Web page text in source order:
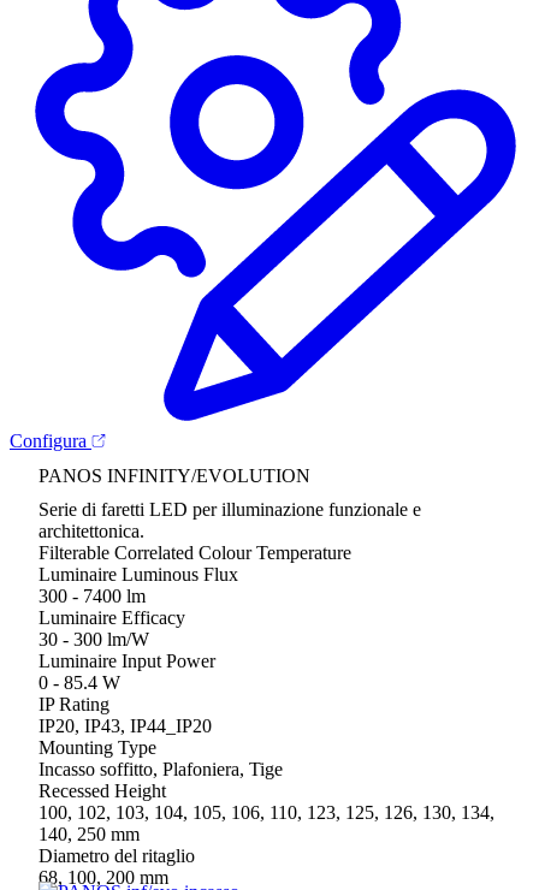
Configura
PANOS INFINITY/EVOLUTION
Serie di faretti LED per illuminazione funzionale e
architettonica.
Filterable Correlated Colour Temperature
Luminaire Luminous Flux
300 - 7400 lm
Luminaire Efficacy
30 - 300 lm/W
Luminaire Input Power
0 - 85.4 W
IP Rating
IP20, IP43, IP44_IP20
Mounting Type
Incasso soffitto, Plafoniera, Tige
Recessed Height
100, 102, 103, 104, 105, 106, 110, 123, 125, 126, 130, 134,
140, 250 mm
Diametro del ritaglio
68, 100, 200 mm